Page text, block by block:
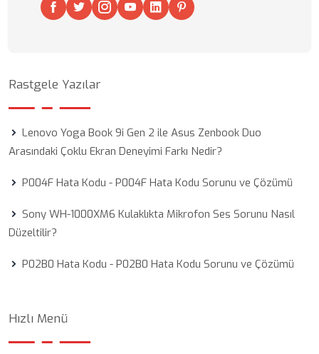
Rastgele Yazılar
Lenovo Yoga Book 9i Gen 2 ile Asus Zenbook Duo
Arasındaki Çoklu Ekran Deneyimi Farkı Nedir?
P004F Hata Kodu - P004F Hata Kodu Sorunu ve Çözümü
Sony WH-1000XM6 Kulaklıkta Mikrofon Ses Sorunu Nasıl
Düzeltilir?
P02B0 Hata Kodu - P02B0 Hata Kodu Sorunu ve Çözümü
Hızlı Menü